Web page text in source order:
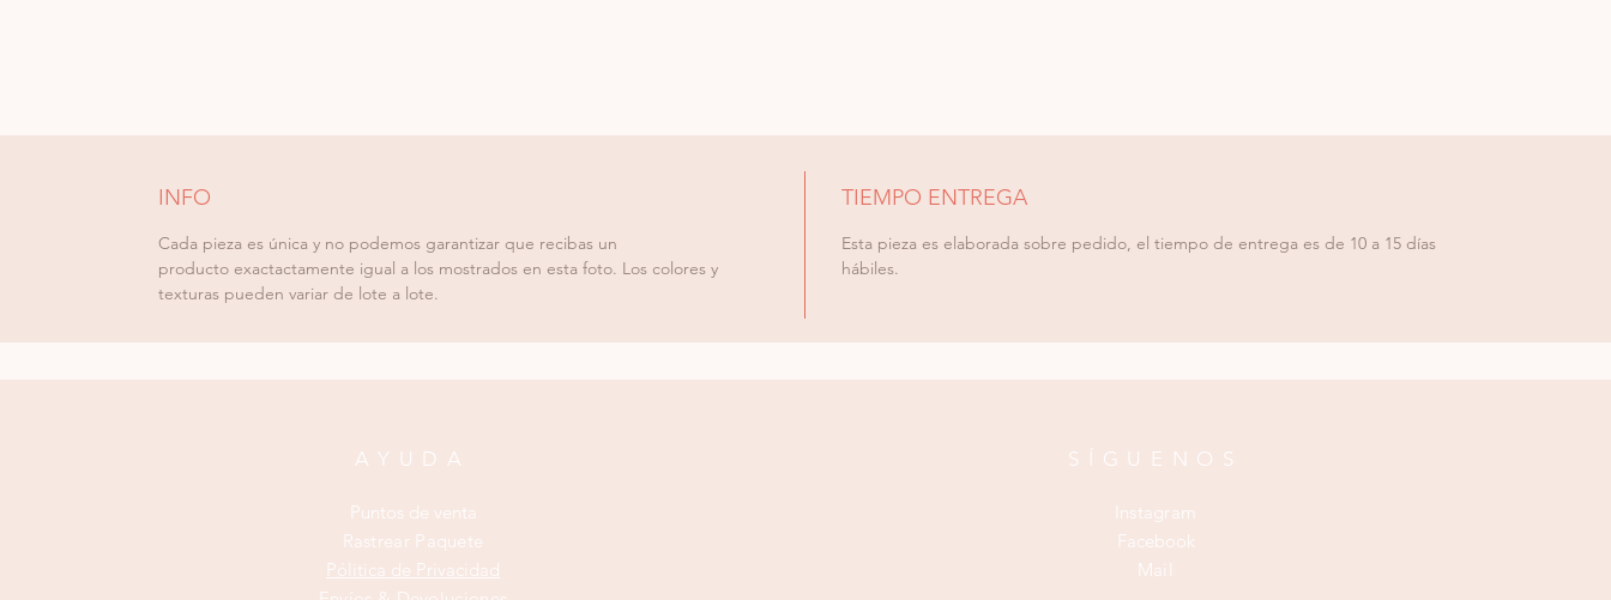
INFO
Cada pieza es única y no podemos garantizar que recibas un
producto exactactamente igual a los mostrados en esta foto. Los colores y
texturas pueden variar de lote a lote.
TIEMPO ENTREGA
Esta pieza es elaborada sobre pedido, el tiempo de entrega es de 10 a 15 días
hábiles.
AYUDA
Puntos de venta
Rastrear Paquete
Pólitica de Privacidad
SÍGUENOS
Instagram
Facebook
Mail